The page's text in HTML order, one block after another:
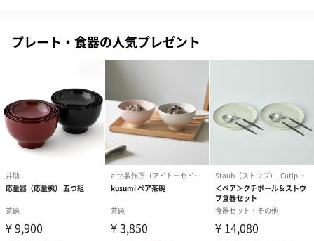
ゴールド（390円） ピンク（390円）
短冊のし
商品の形質上、短冊型の熨斗紙で対応させていただいておりま
プレート・食器の人気プレゼント